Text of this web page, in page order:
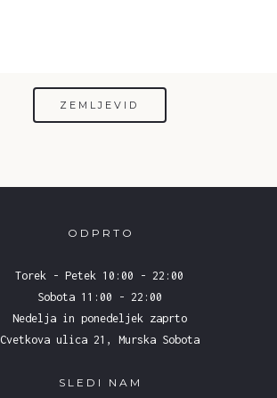
ZEMLJEVID
ODPRTO
Torek - Petek 10:00 - 22:00
Sobota 11:00 - 22:00
Nedelja in ponedeljek zaprto
Cvetkova ulica 21, Murska Sobota
SLEDI NAM